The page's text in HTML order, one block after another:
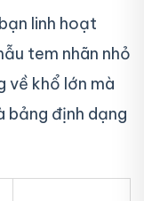
linh hoạt
tem nhãn nhỏ
về khổ lớn mà
bảng định dạng